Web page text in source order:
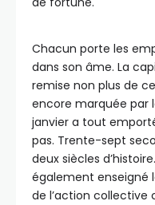
Chacun porte les
dans son âme. La
remise non plus de
encore marquée par
janvier a tout
pas. Trente-sept
deux siècles
également enseigné
de l’action